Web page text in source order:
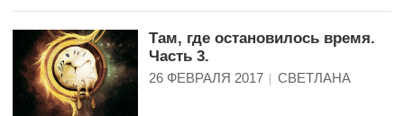
Там, где остановилось время.
Часть 3.
26 ФЕВРАЛЯ 2017 СВЕТЛАНА